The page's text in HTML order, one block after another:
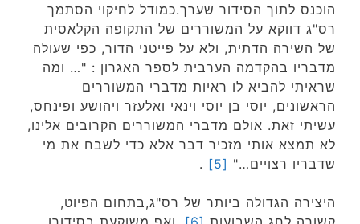
הוכנס לתוך הסידור שערך.כמודל לחיקוי הסתמך
רס"ג דווקא על המשוררים של התקופה הקלאסית
של השירה הדתית, ולא על פייטני הדור, כפי שעולה
מדבריו בהקדמה הערבית לספר האגרון : "… ומה
שראיתי להביא לו ראיות מדברי המשוררים
הראשונים, יוסי בן יוסי וינאי ואלעזר ויהושע ופינחס,
עשיתי זאת. אולם מדברי המשוררים הקרובים אלינו,
לא תמצא אותי מזכיר דבר אלא כדי לשבח את מי
שדבריו רצויים…" [5]
.
היצירה הגדולה ביותר של רס"ג,בתחום הפיוט,